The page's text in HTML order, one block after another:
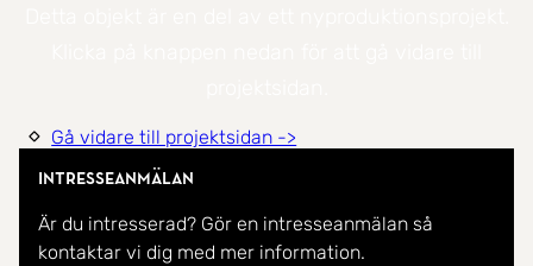
Gå vidare till projektsidan ->
Intresseanmälan
Är du intresserad? Gör en intresseanmälan så
kontaktar vi dig med mer information.